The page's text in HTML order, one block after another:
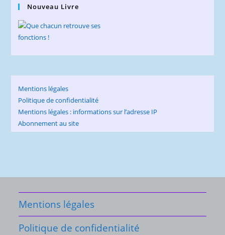
Nouveau Livre
Mentions légales
Politique de confidentialité
Mentions légales : informations sur l’adresse IP
Abonnement au site
Mentions légales
Politique de confidentialité